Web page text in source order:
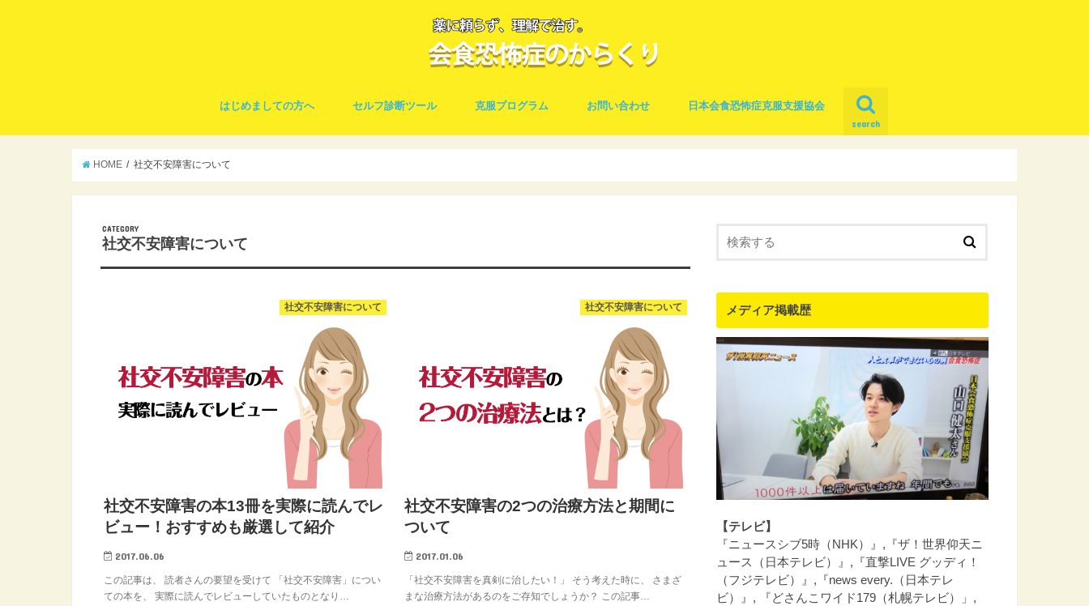
search
はじめましての方へ セルフ診断ツール
会食恐怖症チェック｜山口式診断ス
克服プログラム お問い合わせ 日本会食恐怖症克服支援協会
HOME 社交不安障害について
CATEGORY
社交不安障害について
社交不安障害について
社交不安障害の本13冊を実際に読んでレ
ビュー！おすすめも厳選して紹介
2017.06.06
この記事は、 読者さんの要望を受けて 「社交不安障害」につい
ての本を、 実際に読んでレビューしていたものとなり…
社交不安障害について
社交不安障害の2つの治療方法と期間に
ついて
2017.01.06
「社交不安障害を真剣に治したい！」 そう考えた時に、 さまざ
まな治療方法があるのをご存知でしょうか？ この記事…
メディア掲載歴
【テレビ】
『ニュースシブ5時（NHK）』,『ザ！世界仰天ニ
ュース（日本テレビ）』,『直撃LIVE グッディ！
（フジテレビ）』,『news every.（日本テレ
ビ）』, 『どさんこワイド179（札幌テレビ）」,